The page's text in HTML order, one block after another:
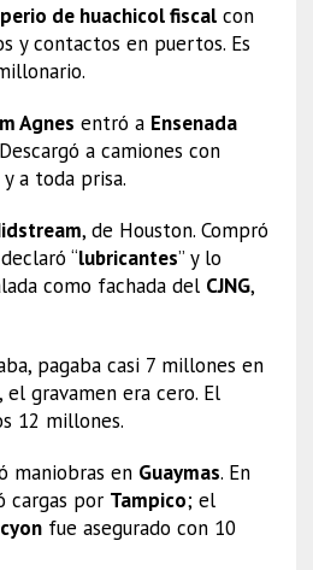
de huachicol fiscalcon
y contactos en puertos. Es
Agnes entró a Ensenada
a camiones con
a toda prisa.
, de Houston. Compró
“lubricantes” y lo
como fachada del CJNG,
pagaba casi 7 millones en
el gravamen era cero. El
12 millones.
maniobras en Guaymas. En
cargas por Tampico; el
fue asegurado con 10